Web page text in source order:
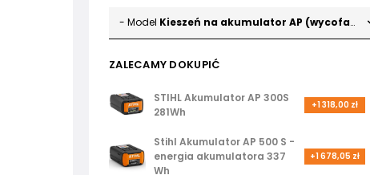
- Model Kieszeń na akumulator AP (wycofany)
ZALECAMY DOKUPIĆ
STIHL Akumulator AP 300S
281Wh
+1 318,00 zł
Stihl Akumulator AP 500 S -
energia akumulatora 337
Wh
+1 678,05 zł